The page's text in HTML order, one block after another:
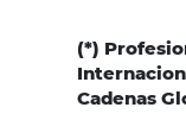
(*)
Cadenas